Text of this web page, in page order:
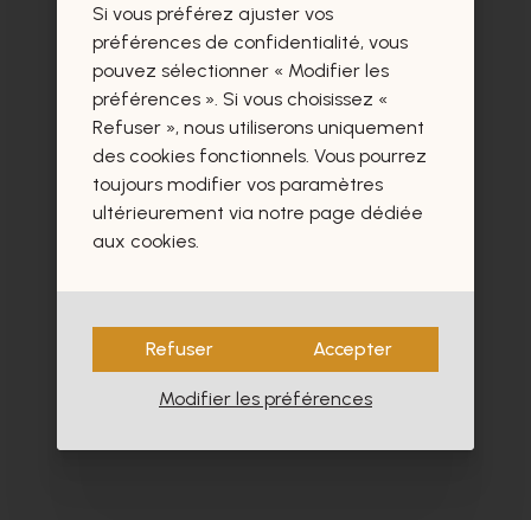
Ces produits vous intéresseront
certainement aussi.
Si vous préférez ajuster vos
préférences de confidentialité, vous
pouvez sélectionner « Modifier les
préférences ». Si vous choisissez «
Refuser », nous utiliserons uniquement
des cookies fonctionnels. Vous pourrez
toujours modifier vos paramètres
ultérieurement via notre page dédiée
aux cookies.
Refuser Accepter
Modifier les préférences